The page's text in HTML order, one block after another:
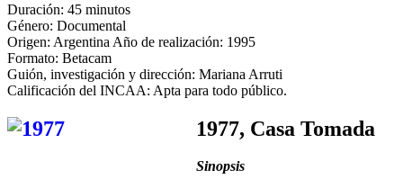
Duración: 45 minutos
Género: Documental
Origen: Argentina Año de realización: 1995
Formato: Betacam
Guión, investigación y dirección: Mariana Arruti
Calificación del INCAA: Apta para todo público.
1977, Casa Tomada
Sinopsis